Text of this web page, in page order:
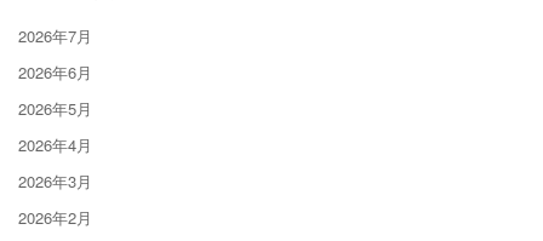
2026年7月
2026年6月
2026年5月
2026年4月
2026年3月
2026年2月